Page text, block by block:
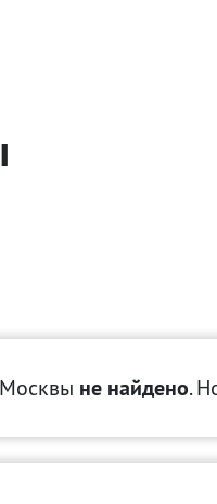
не найдено.